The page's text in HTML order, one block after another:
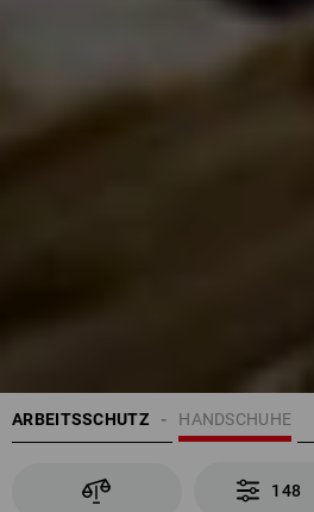
ARBEITSSCHUTZ HANDSCHUHE
148